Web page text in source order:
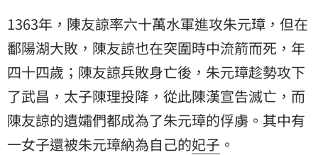
1363年，陳友諒率六十萬水軍進攻朱元璋，但在
鄱陽湖大敗，陳友諒也在突圍時中流箭而死，年
四十四歲；陳友諒兵敗身亡後，朱元璋趁勢攻下
了武昌，太子陳理投降，從此陳漢宣告滅亡，而
陳友諒的遺孀們都成為了朱元璋的俘虜。其中有
一女子還被朱元璋納為自己的妃子 。